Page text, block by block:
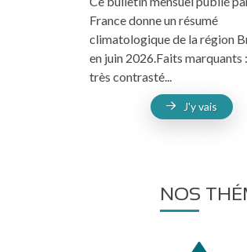
France donne un résumé
climatologique de la région
en juin 2026.Faits marquants
très contrasté...
J'y vais
NOS